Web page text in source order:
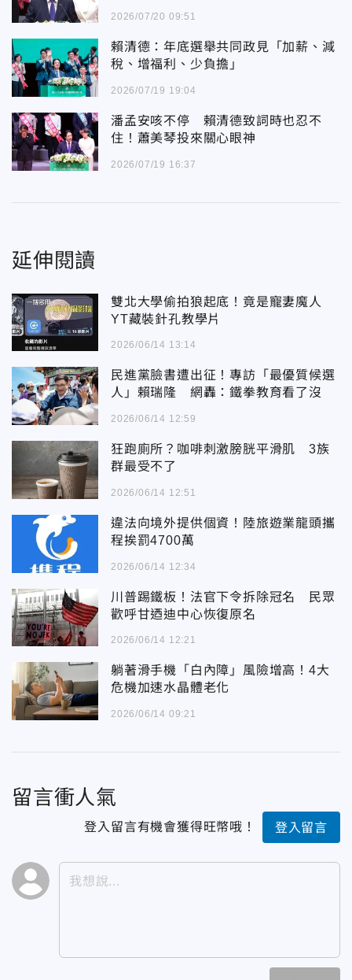
2026/07/20 09:51
賴清德：年底選舉共同政見「加薪、減
稅、增福利、少負擔」
2026/07/19 19:04
潘孟安咳不停 賴清德致詞時也忍不
住！蕭美琴投來關心眼神
2026/07/19 16:37
延伸閱讀
雙北大學偷拍狼起底！竟是寵妻魔人
YT藏裝針孔教學片
2026/06/14 13:14
民進黨臉書遭出征！專訪「最優質候選
人」賴瑞隆 網轟：鐵拳教育看了沒
2026/06/14 12:59
狂跑廁所？咖啡刺激膀胱平滑肌 3族
群最受不了
2026/06/14 12:51
違法向境外提供個資！陸旅遊業龍頭攜
程挨罰4700萬
2026/06/14 12:34
川普踢鐵板！法官下令拆除冠名 民眾
歡呼甘迺迪中心恢復原名
2026/06/14 12:21
躺著滑手機「白內障」風險增高！4大
危機加速水晶體老化
2026/06/14 09:21
留言衝人氣
登入留言有機會獲得旺幣哦！ 登入留言